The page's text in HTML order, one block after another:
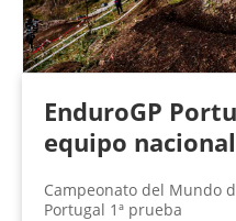
EnduroGP
equipo
Campeonato del Mundo
Portugal 1ª prueba